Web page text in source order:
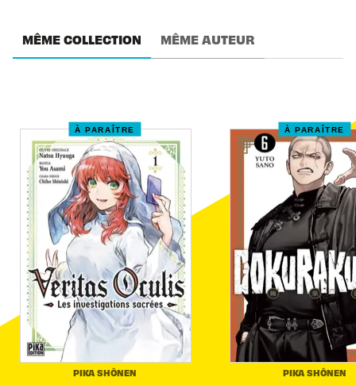
MÊME COLLECTION MÊME AUTEUR
À PARAÎTRE
PIKA SHÔNEN
À PARAÎTRE
PIKA SHÔNEN